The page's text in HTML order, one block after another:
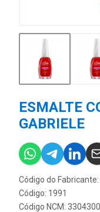
ESMALTE
GABRIELE
Código do
Código: 1991
Código NCM: